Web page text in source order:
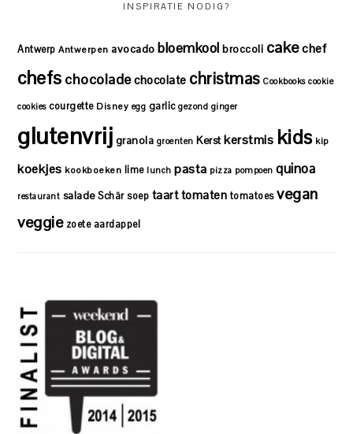
INSPIRATIE NODIG?
Antwerp Antwerpen avocado bloemkool broccoli cakechef
chefs chocoladechocolate christmas Cookbooks cookie
cookies courgette Disney egg garlic gezond ginger
glutenvrij granola groenten Kerst kerstmis kids kip
koekjes kookboeken lime lunch pasta pizza pompoen quinoa
restaurant salade Schär soep taarttomaten tomatoes vegan
veggie zoete aardappel